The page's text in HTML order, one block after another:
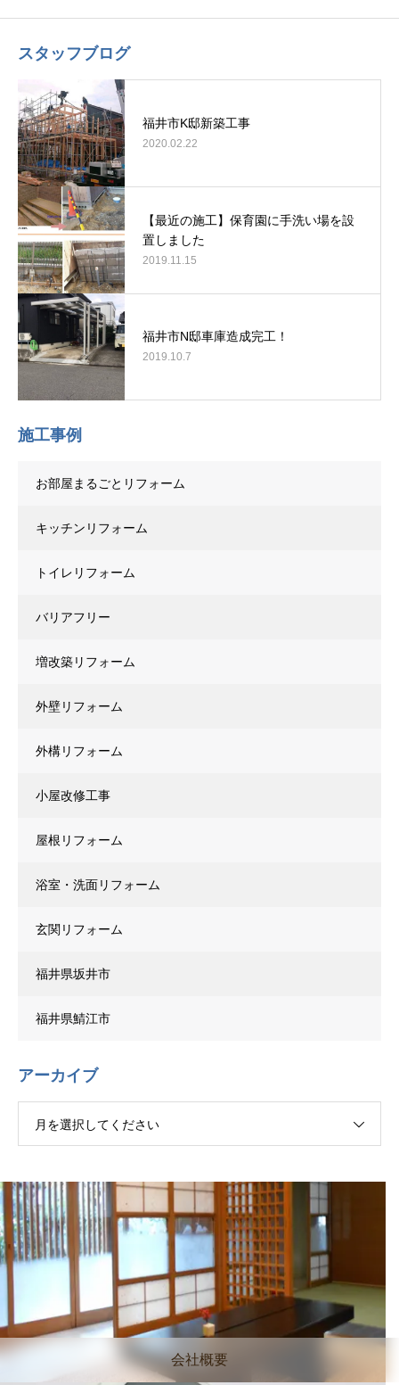
スタッフブログ
福井市K邸新築工事
2020.02.22
【最近の施工】保育園に手洗い場を設
置しました
2019.11.15
福井市N邸車庫造成完工！
2019.10.7
施工事例
お部屋まるごとリフォーム
キッチンリフォーム
トイレリフォーム
バリアフリー
増改築リフォーム
外壁リフォーム
外構リフォーム
小屋改修工事
屋根リフォーム
浴室・洗面リフォーム
玄関リフォーム
福井県坂井市
福井県鯖江市
アーカイブ
月を選択してください
会社概要